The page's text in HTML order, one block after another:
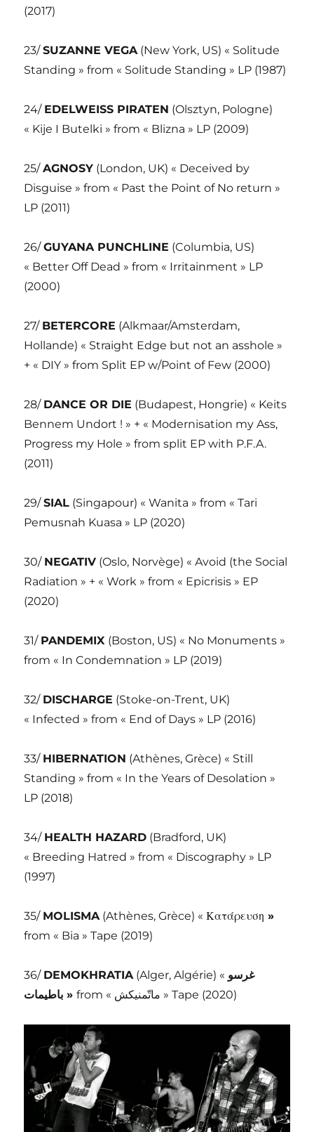
(2017)
23/SUZANNE VEGA(New York, US) « Solitude
Standing » from « Solitude Standing » LP (1987)
24/ EDELWEISS PIRATEN (Olsztyn, Pologne)
« Kije I Butelki » from « Blizna » LP (2009)
25/AGNOSY (London, UK) « Deceived by
Disguise » from « Past the Point of No return »
LP (2011)
26/GUYANA PUNCHLINE (Columbia, US)
« Better Off Dead » from « Irritainment » LP
(2000)
27/ BETERCORE (Alkmaar/Amsterdam,
Hollande) « Straight Edge but not an asshole »
+ « DIY » from Split EP w/Point of Few (2000)
28/ DANCE OR DIE (Budapest, Hongrie) « Keits
Bennem Undort ! » + « Modernisation my Ass,
Progress my Hole » from split EP with P.F.A.
(2011)
29/SIAL (Singapour) « Wanita » from « Tari
Pemusnah Kuasa » LP (2020)
30/ NEGATIV (Oslo, Norvège) « Avoid (the Social
Radiation » + « Work » from « Epicrisis » EP
(2020)
31/ PANDEMIX (Boston, US) « No Monuments »
from « In Condemnation » LP (2019)
32/ DISCHARGE (Stoke-on-Trent, UK)
« Infected » from « End of Days » LP (2016)
33/ HIBERNATION (Athènes, Grèce) « Still
Standing » from « In the Years of Desolation »
LP (2018)
34/ HEALTH HAZARD (Bradford, UK)
« Breeding Hatred » from « Discography » LP
(1997)
35/ MOLISMA(Athènes, Grèce) « Κατάρευση »
from « Bia » Tape (2019)
36/ DEMOKHRATIA(Alger, Algérie) « غرسو
باطيمات » from « ماتّمنيكش » Tape (2020)